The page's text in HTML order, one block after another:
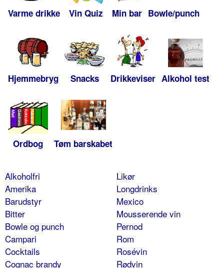
Varme drikke Vin Quiz Min bar Bowle/punch
Hjemmebryg Snacks Drikkeviser Alkohol test
Ordbog Tøm barskabet
Alkoholfri
Amerika
Barudstyr
Bitter
Bowle og punch
Campari
Cocktails
Cognac brandy
Likør
Longdrinks
Mexico
Mousserende vin
Pernod
Rom
Rosévin
Rødvin